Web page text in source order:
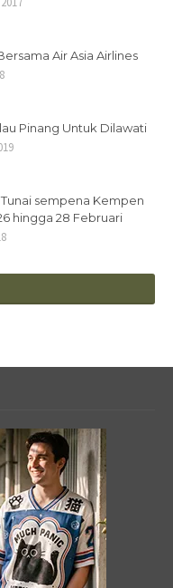
Air Asia Airlines
Pinang Untuk Dilawati
sempena Kempen
hingga 28 Februari